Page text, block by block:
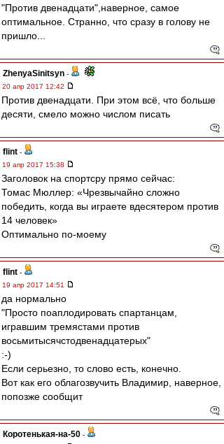
"Против двенадцати",наверное, самое
оптимальное. Странно, что сразу в голову не
пришло...
ZhenyaSinitsyn -
20 апр 2017 12:42
Против двенадцати. При этом всё, что больше
десяти, смело можно числом писать
flint -
19 апр 2017 15:38
Заголовок на спортсру прямо сейчас:
Томас Мюллер: «Чрезвычайно сложно
победить, когда вы играете вдесятером против
14 человек»
Оптимально по-моему
flint -
19 апр 2017 14:51
да нормально
"Просто поаплодировать спартанцам,
игравшим тремястами против
восьмитысячстодвенадцатерых"
:-)
Если серьезно, то слово есть, конечно.
Вот как его облагозвучить Владимир, наверное,
попозже сообщит
Коротенькая-на-50 -